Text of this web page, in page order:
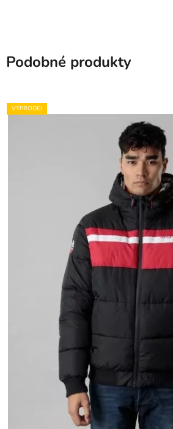
Podobné produkty
VÝPRODEJ